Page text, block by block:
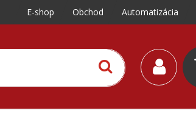
E-shop Obchod Automatizácia